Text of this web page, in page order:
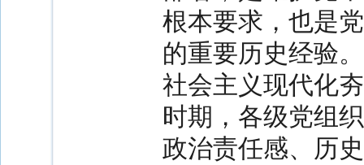
根本要求，也是
的重要历史经验
社会主义现代化
时期，各级党组
政治责任感、历